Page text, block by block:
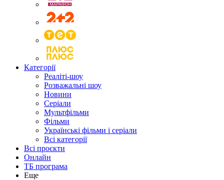
Категорії
Реаліті-шоу
Розважальні шоу
Новини
Серіали
Мультфільми
Фільми
Українські фільми і серіали
Всі категорії
Всі проєкти
Онлайн
ТБ програма
Еще